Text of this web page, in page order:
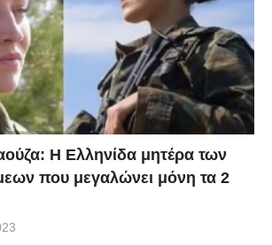
Η Ελληνίδα μητέρα των
που μεγαλώνει μόνη τα 2